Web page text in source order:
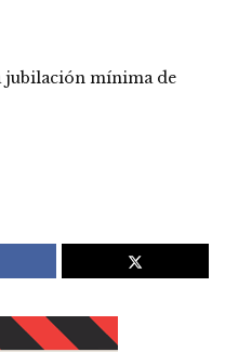
jubilación mínima de